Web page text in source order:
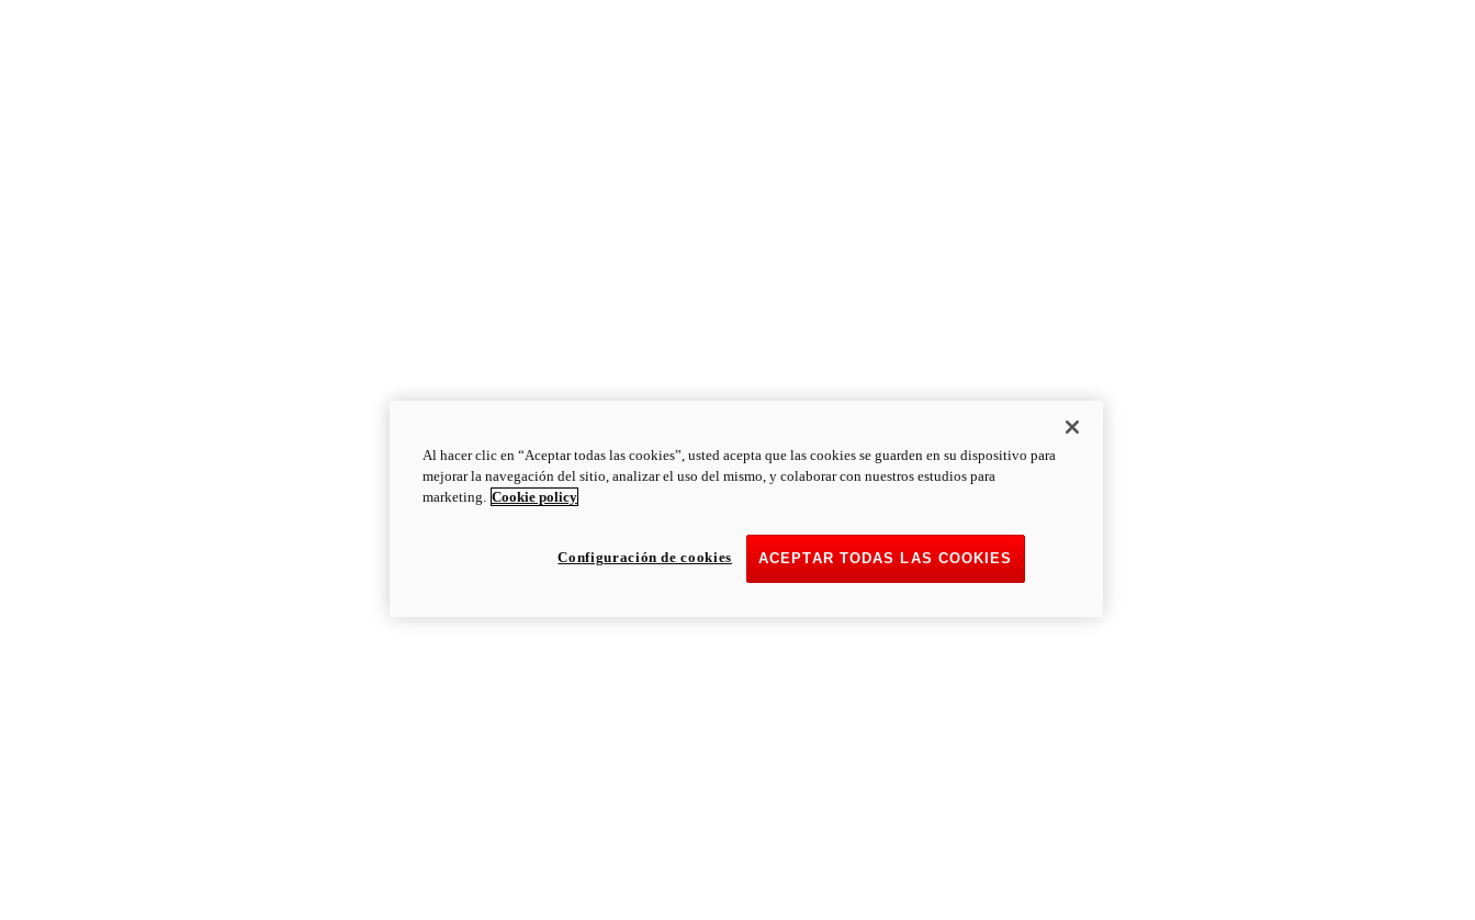
Al hacer clic en “Aceptar todas las cookies”, usted acepta que las cookies se guarden en su dispositivo para
mejorar la navegación del sitio, analizar el uso del mismo, y colaborar con nuestros estudios para
marketing. Cookie policy
ACEPTAR TODAS LAS COOKIES
Configuración de cookies